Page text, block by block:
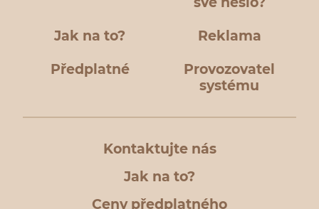
Jak na to? Reklama
Předplatné
Provozovatel
systému
Kontaktujte nás
Jak na to?
Ceny předplatného